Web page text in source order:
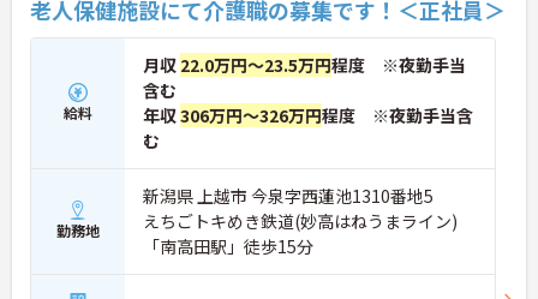
老人保健施設にて介護職の募集です！＜正社員＞
給料
月収 22.0万円～23.5万円程度 ※夜勤手当
含む
年収306万円～326万円程度 ※夜勤手当含
む
勤務地
新潟県 上越市 今泉字西蓮池1310番地5
えちごトキめき鉄道(妙高はねうまライン)
「南高田駅」徒歩15分